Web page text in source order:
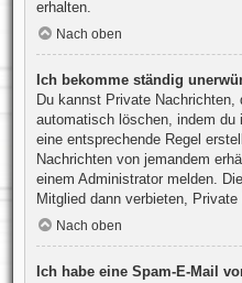
erhalten.
Nach oben
Ich bekomme ständig
Du kannst Private Nachrichten,
automatisch löschen, indem du
eine entsprechende Regel
Nachrichten von jemandem
einem Administrator melden.
Mitglied dann verbieten,
Nach oben
Ich habe eine Spam-E-Mail